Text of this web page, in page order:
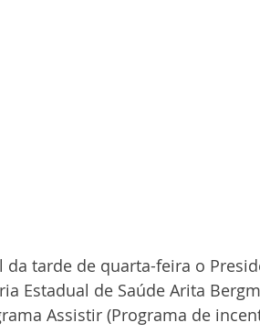
da tarde de quarta-feira o
Estadual de Saúde Arita
Assistir (Programa de